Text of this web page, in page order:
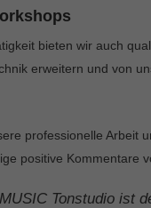
bieten wir auch
erweitern und von
professionelle Arbeit
positive Kommentare
Tonstudio ist